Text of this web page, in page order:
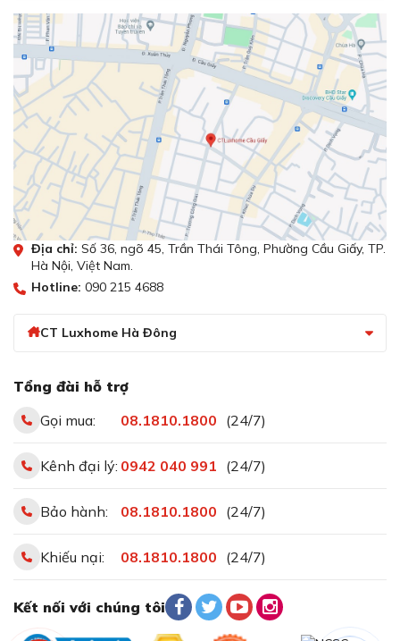
Địa chỉ: Số 36, ngõ 45, Trần Thái Tông, Phường Cầu Giấy, TP.
Hà Nội, Việt Nam.
Hotline: 090 215 4688
CT Luxhome Hà Đông
Tổng đài hỗ trợ
Gọi mua:
08.1810.1800 (24/7)
Kênh đại lý: 0942 040 991 (24/7)
Bảo hành: 08.1810.1800 (24/7)
Khiếu nại: 08.1810.1800 (24/7)
Kết nối với chúng tôi